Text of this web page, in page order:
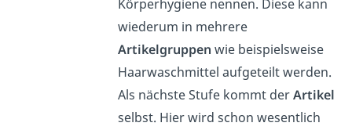
Körperhygiene nennen. Diese kann
wiederum in mehrere
Artikelgruppen wie beispielsweise
Haarwaschmittel aufgeteilt werden.
Als nächste Stufe kommt derArtikel
selbst. Hier wird schon wesentlich